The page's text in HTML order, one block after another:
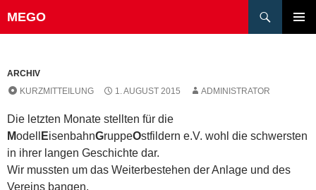
MEGO
ARCHIV
KURZMITTEILUNG
1. AUGUST 2015 ADMINISTRATOR
Die letzten Monate stellten für die
Modell EisenbahnGruppeOstfildern e.V. wohl die schwersten
in ihrer langen Geschichte dar.
Wir mussten um das Weiterbestehen der Anlage und des
Vereins bangen.